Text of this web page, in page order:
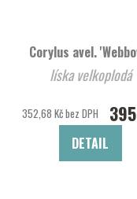
Corylus avel.
líska velkoplodá
352,68 Kč bez DPH
DETAIL